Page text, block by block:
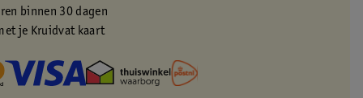
binnen 30 dagen
je Kruidvat kaart